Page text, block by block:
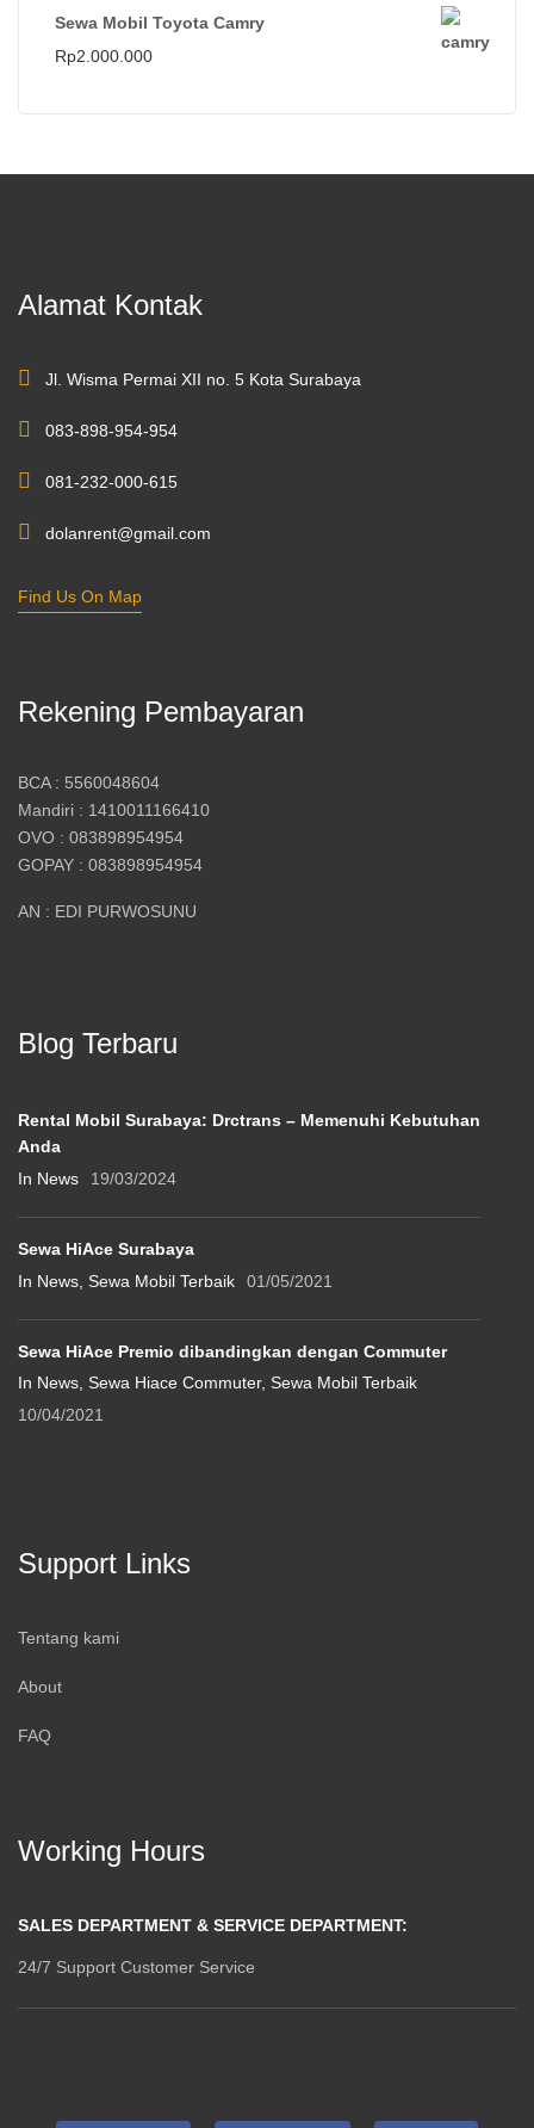
Sewa Mobil Toyota Camry
Rp2.000.000
Alamat Kontak
Jl. Wisma Permai XII no. 5 Kota Surabaya
083-898-954-954
081-232-000-615
dolanrent@gmail.com
Find Us On Map
Rekening Pembayaran
BCA : 5560048604
Mandiri : 1410011166410
OVO : 083898954954
GOPAY : 083898954954
AN : EDI PURWOSUNU
Blog Terbaru
Rental Mobil Surabaya: Drctrans – Memenuhi Kebutuhan
Anda
In News
19/03/2024
Sewa HiAce Surabaya
In News, Sewa Mobil Terbaik
01/05/2021
Sewa HiAce Premio dibandingkan dengan Commuter
In News, Sewa Hiace Commuter, Sewa Mobil Terbaik
10/04/2021
Support Links
Tentang kami
About
FAQ
Working Hours
SALES DEPARTMENT & SERVICE DEPARTMENT:
24/7 Support Customer Service